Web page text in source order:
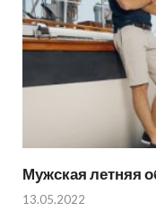
Мужская летняя
13.05.2022